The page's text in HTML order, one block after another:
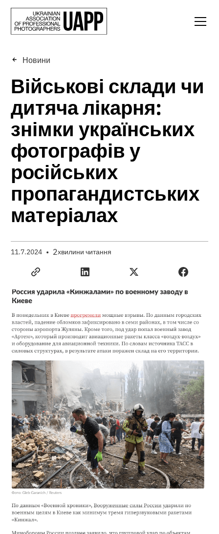
Новини
Військові склади чи
дитяча лікарня:
знімки українських
фотографів у
російських
пропагандистських
матеріалах
11.7.2024 • 2хвилини читання